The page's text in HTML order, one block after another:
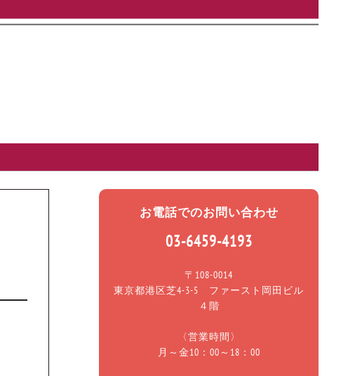
お電話でのお問い合わせ
03-6459-4193
〒108-0014
東京都港区芝4-3-5 ファースト岡田ビル
４階
〈営業時間〉
月～金10：00～18：00